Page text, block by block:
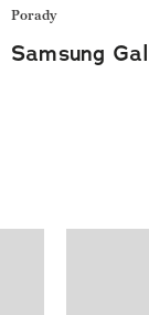
Porady
Samsung